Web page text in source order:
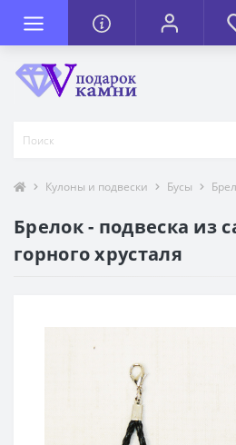
Кулоны и подвески Бусы
Брелок - подвеска из
горного хрусталя